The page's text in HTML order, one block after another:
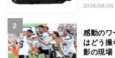
2026/08/05
感動の
はどう
影の現場